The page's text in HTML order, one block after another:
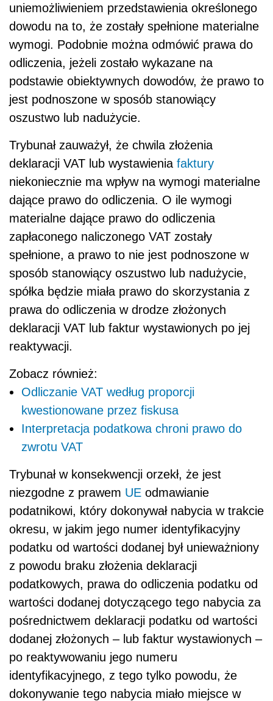
uniemożliwieniem przedstawienia określonego
dowodu na to, że zostały spełnione materialne
wymogi. Podobnie można odmówić prawa do
odliczenia, jeżeli zostało wykazane na
podstawie obiektywnych dowodów, że prawo to
jest podnoszone w sposób stanowiący
oszustwo lub nadużycie.
Trybunał zauważył, że chwila złożenia
deklaracji VAT lub wystawienia faktury
niekoniecznie ma wpływ na wymogi materialne
dające prawo do odliczenia. O ile wymogi
materialne dające prawo do odliczenia
zapłaconego naliczonego VAT zostały
spełnione, a prawo to nie jest podnoszone w
sposób stanowiący oszustwo lub nadużycie,
spółka będzie miała prawo do skorzystania z
prawa do odliczenia w drodze złożonych
deklaracji VAT lub faktur wystawionych po jej
reaktywacji.
Zobacz również:
Odliczanie VAT według proporcji
kwestionowane przez fiskusa
Interpretacja podatkowa chroni prawo do
zwrotu VAT
Trybunał w konsekwencji orzekł, że jest
niezgodne z prawem UE odmawianie
podatnikowi, który dokonywał nabycia w trakcie
okresu, w jakim jego numer identyfikacyjny
podatku od wartości dodanej był unieważniony
z powodu braku złożenia deklaracji
podatkowych, prawa do odliczenia podatku od
wartości dodanej dotyczącego tego nabycia za
pośrednictwem deklaracji podatku od wartości
dodanej złożonych – lub faktur wystawionych –
po reaktywowaniu jego numeru
identyfikacyjnego, z tego tylko powodu, że
dokonywanie tego nabycia miało miejsce w